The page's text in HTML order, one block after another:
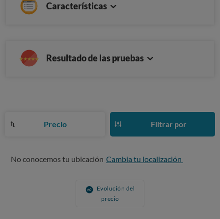
Características
Resultado de las pruebas
Precio Filtrar por
No conocemos tu ubicación Cambia tu localización
Evolución del
precio